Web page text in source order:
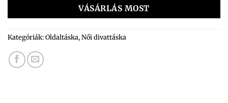
VÁSÁRLÁS MOST
Kategóriák:Oldaltáska,Női divattáska